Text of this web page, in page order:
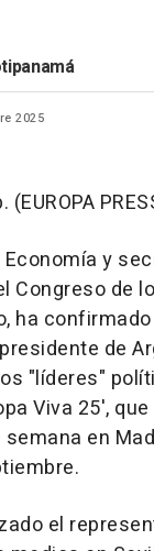
2025
(EUROPA
y
Congreso de
ha
de
"líderes"
Viva 25',
en
el